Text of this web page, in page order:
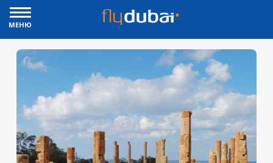
МЕНЮ